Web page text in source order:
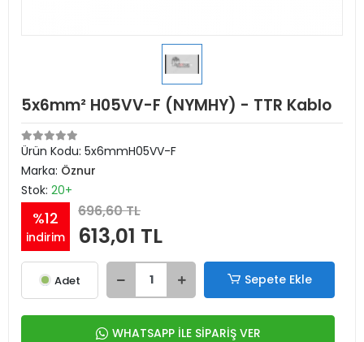
5x6mm² H05VV-F (NYMHY) - TTR Kablo
Ürün Kodu: 5x6mmH05VV-F
Marka: Öznur
Stok: 20+
%12
indirim
696,60 TL
613,01 TL
Adet Sepete Ekle
WHATSAPP İLE SİPARİŞ VER